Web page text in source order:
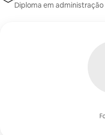
Diploma em